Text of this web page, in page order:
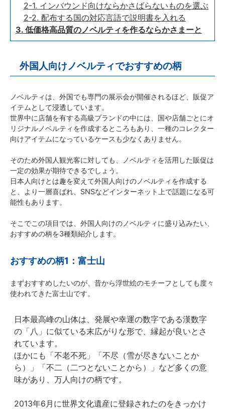
2-1. インバウンド向けならかさばらないものを選ぶ
2-2. 配布する国の対応言語で説明書を入れる
3. 低価格高品質のノベルティを作るならかさまーと
外国人向けノベルティでおすすめの柄
ノベルティは、外国でも専門の展示会が開催されるほど、販促ア
イテムとして浸透しています。
世界中に店舗を有する高級ブランドの中には、国や店舗ごとにオ
リジナルノベルティを作成するところもあり、一種のコレクター
向けアイテムになっているケースも少なくありません。
そのため外国人観光客に対しても、ノベルティを活用した販促は
一定の効果が期待できるでしょう。
日本人向けとは趣を変えて外国人向けのノベルティを作成する
と、より一層喜ばれ、SNSなどインターネット上で話題になる可
能性もあります。
そこでこの項目では、外国人向けのノベルティに盛り込みたい、
おすすめの柄を3種類紹介します。
おすすめの柄1：富士山
まずおすすめしたいのが、昔から浮世絵のモチーフとしても度々
使われてきた富士山です。
日本最高峰の山体は、発展や幸運の数字である漢数字
の「八」に似ている末広がりな形で、縁起が良いとさ
れています。
ほかにも「不老不死」「不尽（雪が尽きないことか
ら）」「不二（二つとないことから）」など多くの意
味があり、万人向けの柄です。
2013年6月に世界文化遺産に登録されたのをきっかけ